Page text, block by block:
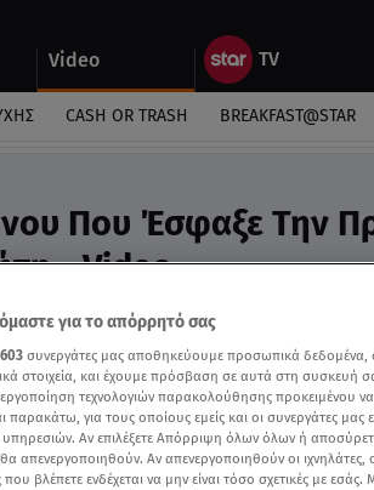
Video
CASH OR TRASH BREAKFAST@STAR
Που Έσφαξε Την
- Video
γυναικοκτόνος της 48χρονης
για το απόρρητό σας
603 συνεργάτες μας αποθηκεύουμε προσωπικά
στοιχεία, και έχουμε πρόσβαση σε αυτά στη συσκευή
τεχνολογιών παρακολούθησης προκειμένου
παρακάτω, για τους οποίους εμείς και οι συνεργάτες
Αν επιλέξετε Απόρριψη όλων όλων ή
θα απενεργοποιηθούν. Αν απενεργοποιηθούν οι ιχνηλάτες,
που βλέπετε ενδέχεται να μην είναι τόσο σχετικές με